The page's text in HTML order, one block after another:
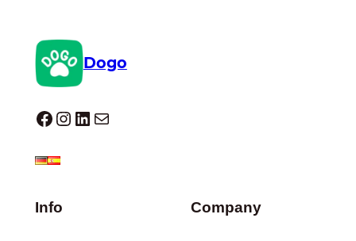
Dogo
Dogo facebook InstagramLinkedIn Mail
Info Company